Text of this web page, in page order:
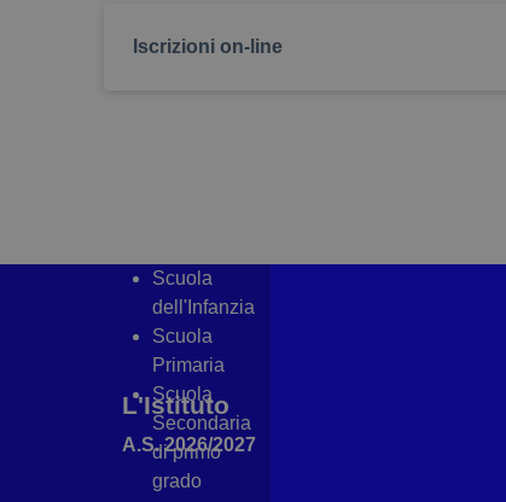
Iscrizioni on-line
L'Istituto
A.S. 2026/2027
Scuola
dell'Infanzia
Scuola
Primaria
Scuola
Secondaria
di primo
grado